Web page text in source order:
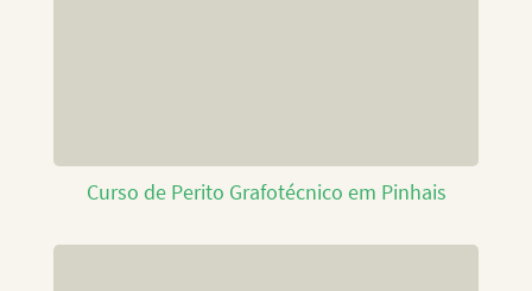
Curso de Perito Grafotécnico em Pinhais